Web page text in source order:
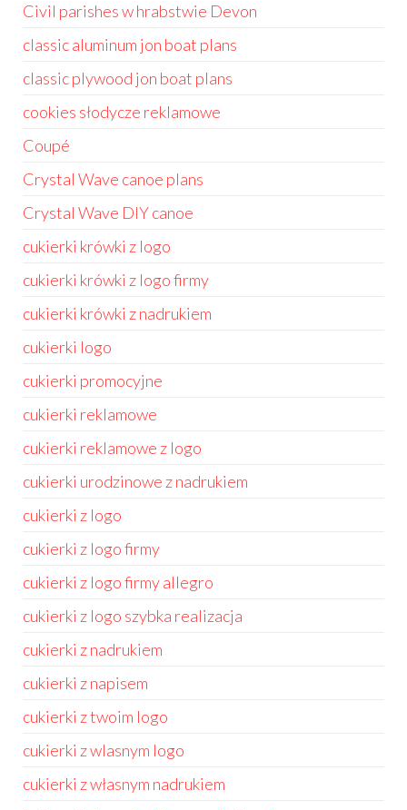
Civil parishes w hrabstwie Devon
classic aluminum jon boat plans
classic plywood jon boat plans
cookies słodycze reklamowe
Coupé
Crystal Wave canoe plans
Crystal Wave DIY canoe
cukierki krówki z logo
cukierki krówki z logo firmy
cukierki krówki z nadrukiem
cukierki logo
cukierki promocyjne
cukierki reklamowe
cukierki reklamowe z logo
cukierki urodzinowe z nadrukiem
cukierki z logo
cukierki z logo firmy
cukierki z logo firmy allegro
cukierki z logo szybka realizacja
cukierki z nadrukiem
cukierki z napisem
cukierki z twoim logo
cukierki z wlasnym logo
cukierki z własnym nadrukiem